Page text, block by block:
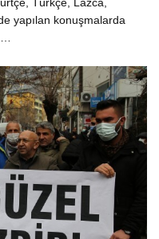
yapılan konuşmalarda